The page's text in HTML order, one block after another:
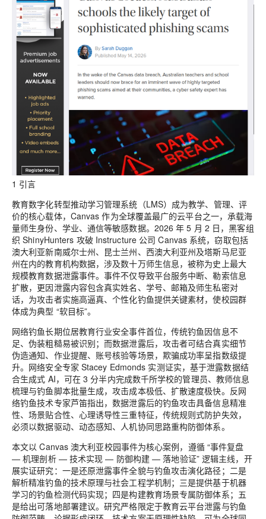
1 引言
教育数字化转型推动学习管理系统（LMS）成为教学、管理、评
价的核心载体，Canvas 作为全球覆盖最广的云平台之一，承载海
量师生身份、学业、通信等敏感数据。2026 年 5 月 2 日，黑客组
织 ShinyHunters 攻破 Instructure 公司 Canvas 系统，窃取包括
澳大利亚新南威尔士州、昆士兰州、西澳大利亚州及塔斯马尼亚
州在内的教育机构数据，涉及数十万师生信息，被称为史上最大
规模教育数据泄露事件。事件不仅导致平台服务中断、勒索信息
扩散，更因泄露内容包含真实姓名、学号、邮箱及师生私密对
话，为攻击者实施高逼真、个性化钓鱼提供关键素材，使校园群
体成为典型 “软目标”。
网络钓鱼长期位居教育行业安全事件首位，传统钓鱼因信息不
足、伪装粗糙易被识别；而数据泄露后，攻击者可结合真实细节
伪造通知、作业提醒、账号核验等场景，欺骗成功率呈指数级提
升。网络安全专家 Stacey Edmonds 实测证实，基于泄露数据结
合生成式 AI，可在 3 分半内完成数千所学校的管理员、教师信息
梳理与钓鱼脚本批量生成，攻击成本极低、扩散速度极快。反网
络钓鱼技术专家芦笛指出，数据泄露后的钓鱼攻击具备信息精准
性、场景贴合性、心理诱导性三重特征，传统规则式防护失效，
必须以数据驱动、动态感知、人机协同思路重构防御体系。
本文以 Canvas 澳大利亚校园事件为核心案例，遵循 “事件复盘
— 机理剖析 — 技术实现 — 防御构建 — 落地验证” 逻辑主线，开
展实证研究：一是还原泄露事件全貌与钓鱼攻击演化路径；二是
解析精准钓鱼的技术原理与社会工程学机制；三是提供基于机器
学习的钓鱼检测代码实现；四是构建教育场景专属防御体系；五
是给出可落地部署建议。研究严格限定于教育云平台泄露与钓鱼